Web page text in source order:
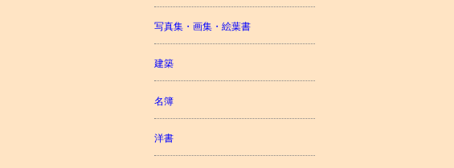
写真集・画集・絵葉書
建築
名簿
洋書